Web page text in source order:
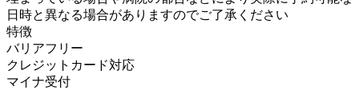
日時と異なる場合がありますのでご了承ください
特徴
バリアフリー
クレジットカード対応
マイナ受付